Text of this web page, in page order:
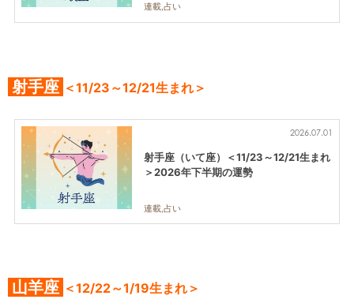
連載,占い
射手座 ＜11/23～12/21生まれ＞
2026.07.01
射手座（いて座）＜11/23～12/21生まれ
＞2026年下半期の運勢
連載,占い
山羊座 ＜12/22～1/19生まれ＞